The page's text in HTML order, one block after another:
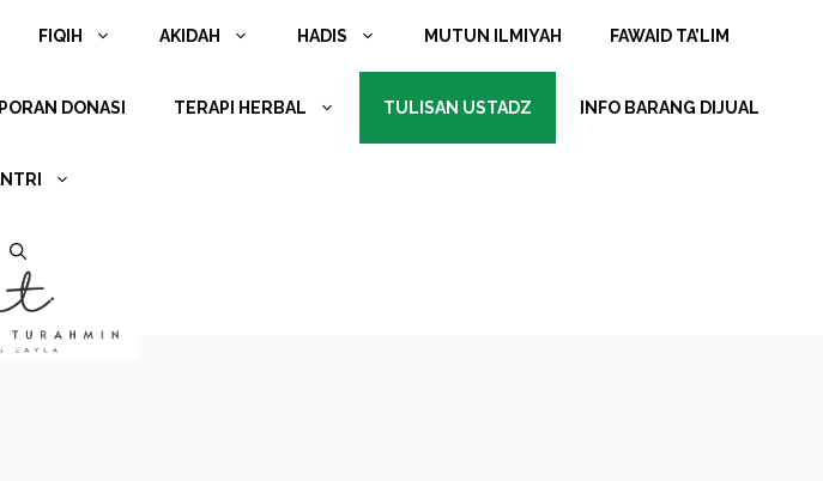
FIQIH AKIDAH HADIS MUTUN ILMIYAH FAWAID TA’LIM
DONASI TERAPI HERBAL TULISAN USTADZ INFO BARANG DIJUAL